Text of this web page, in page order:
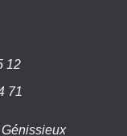
12
71